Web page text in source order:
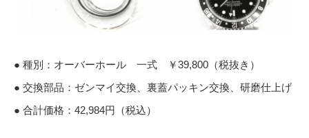
● 種別：オーバーホール 一式 ￥39,800（税抜き）
● 交換部品：ゼンマイ交換、裏蓋パッキン交換、研磨仕上げ
● 合計価格：42,984円（税込）